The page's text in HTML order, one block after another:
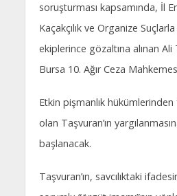
soruşturması kapsamında, İl
Kaçakçılık ve Organize
ekiplerince gözaltına alınan Ali
Bursa 10. Ağır Ceza
Etkin pişmanlık
olan Taşvuran’ın
başlanacak.
Taşvuran’ın, savcılıktaki